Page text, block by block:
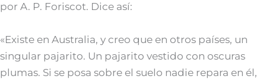
por A. P. Foriscot. Dice así:
«Existe en Australia, y creo que en otros países, un
singular pajarito. Un pajarito vestido con oscuras
plumas. Si se posa sobre el suelo nadie repara en él,